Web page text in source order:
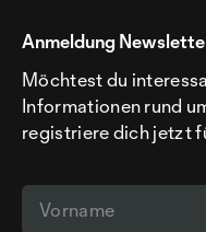
Anmeldung
Möchtest du
Informationen rund
registriere dich jetzt